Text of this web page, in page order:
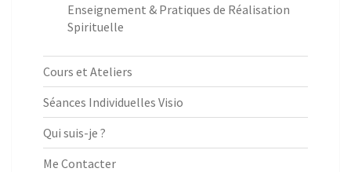
Enseignement & Pratiques de Réalisation
Spirituelle
Cours et Ateliers
Séances Individuelles Visio
Qui suis-je ?
Me Contacter